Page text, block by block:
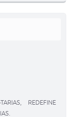
REDEFINE